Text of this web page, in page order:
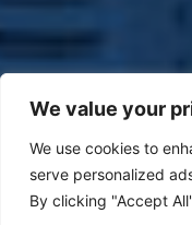
We value your
We use cookies to
serve personalized
By clicking "Accept